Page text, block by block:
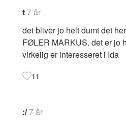
t7 år
det bliver jo helt dumt det
FØLER MARKUS. det er jo
virkelig er interesseret i Ida
11
:/7 år